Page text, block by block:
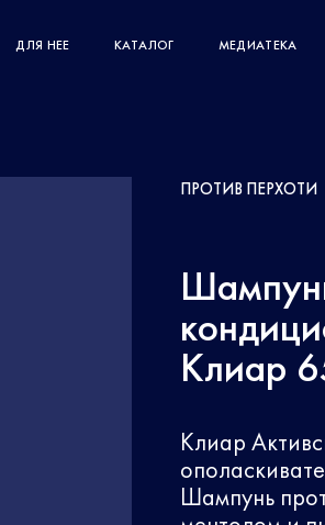
ДЛЯ НЕЕ КАТАЛОГ МЕДИАТЕКА
ПРОТИВ ПЕРХОТИ
Клиар
Клиар
Шампунь